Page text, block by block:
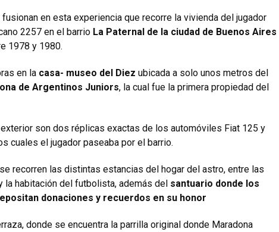
en esta experiencia que recorre la vivienda del jugador
2257 en el barrio La Paternal de la ciudad de Buenos Aires
1978 y 1980.
en la casa- museo del Diez ubicada a solo unos metros del
de Argentinos Juniors, la cual fue la primera propiedad del
son dos réplicas exactas de los automóviles Fiat 125 y
cuales el jugador paseaba por el barrio.
recorren las distintas estancias del hogar del astro, entre las
la habitación del futbolista, además del santuario donde los
donaciones y recuerdos en su honor
donde se encuentra la parrilla original donde Maradona